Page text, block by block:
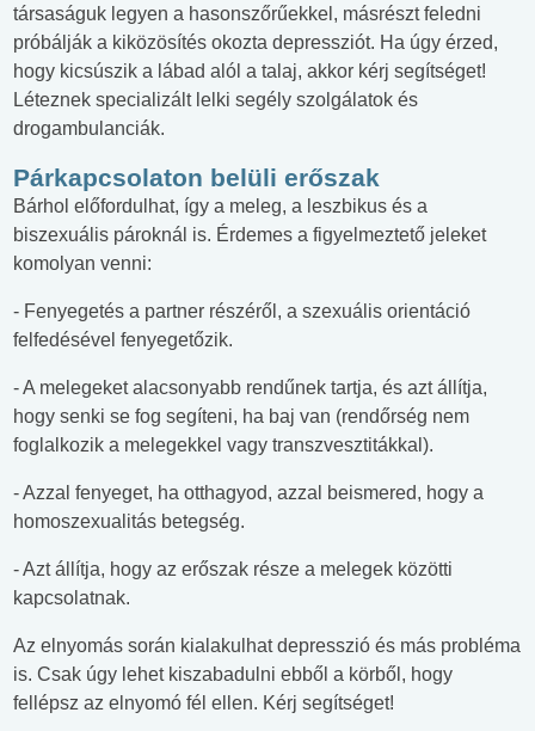
társaságuk legyen a hasonszőrűekkel, másrészt feledni
próbálják a kiközösítés okozta depressziót. Ha úgy érzed,
hogy kicsúszik a lábad alól a talaj, akkor kérj segítséget!
Léteznek specializált lelki segély szolgálatok és
drogambulanciák.
Párkapcsolaton belüli erőszak
Bárhol előfordulhat, így a meleg, a leszbikus és a
biszexuális pároknál is. Érdemes a figyelmeztető jeleket
komolyan venni:
- Fenyegetés a partner részéről, a szexuális orientáció
felfedésével fenyegetőzik.
- A melegeket alacsonyabb rendűnek tartja, és azt állítja,
hogy senki se fog segíteni, ha baj van (rendőrség nem
foglalkozik a melegekkel vagy transzvesztitákkal).
- Azzal fenyeget, ha otthagyod, azzal beismered, hogy a
homoszexualitás betegség.
- Azt állítja, hogy az erőszak része a melegek közötti
kapcsolatnak.
Az elnyomás során kialakulhat depresszió és más probléma
is. Csak úgy lehet kiszabadulni ebből a körből, hogy
fellépsz az elnyomó fél ellen. Kérj segítséget!